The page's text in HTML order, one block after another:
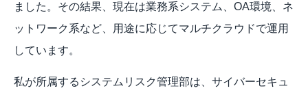
ました。その結果、現在は業務系システム、OA環境、ネ
ットワーク系など、用途に応じてマルチクラウドで運用
しています。
私が所属するシステムリスク管理部は、サイバーセキュ